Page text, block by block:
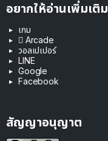
อยากให้อ่านเพิ่มเติม
เกม
 Arcade
วอลเปเปอร์
LINE
Google
Facebook
สัญญาอนุญาต